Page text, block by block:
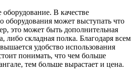
В качестве
оборудования может выступать что
это может быть дополнительная
либо складная полка. Благодаря всем
удобство использования
понимать, что чем больше
тем больше вырастает и цена.